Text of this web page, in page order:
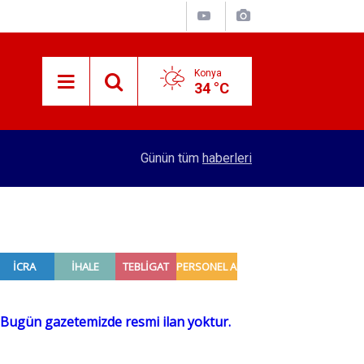
Konya
34 °C
Konyalı patron 70 bin TL maaşla personel
Günün tüm haberleri